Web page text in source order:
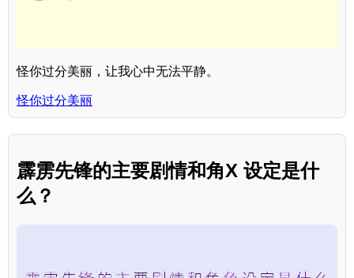
怪你过分美丽，让我心中无法平静。
怪你过分美丽
霹雳先锋的主要剧情和角X 设定是什
么？